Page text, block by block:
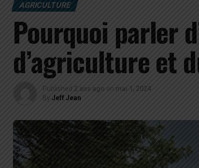
AGRICULTURE
Pourquoi parler
d’agriculture et
Published 2 ans ago on mai 1, 2024
By Jeff Jean